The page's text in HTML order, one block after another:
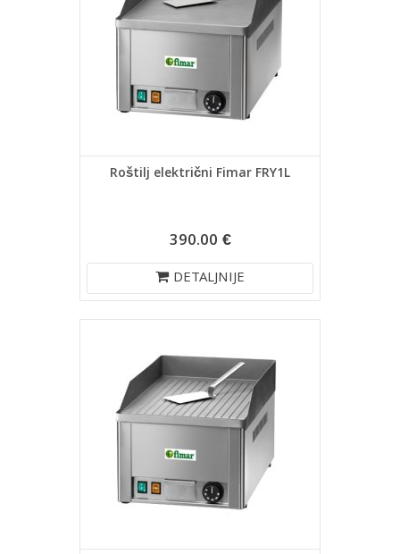
Roštilj električni Fimar FRY1L
390.00 €
DETALJNIJE